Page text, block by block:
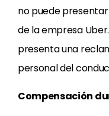
no puede
de la empresa
presenta una
personal del
Compensación